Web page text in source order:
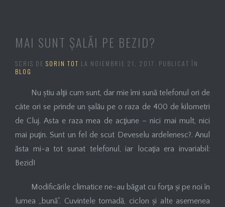
MAI SUNT ȘALĂI PE BEZID?
SCRIS DE SORIN TOT LA NOIEMBRIE 21, 2017
. PUBLICAT ÎN
BLOG
Nu știu alţii cum sunt, dar mie îmi sună telefonul ori de
câte ori se prinde un șalău pe o raza de 400 de kilometri
de Cluj. Asta e raza mea de acţiune – nici mai mult, nici
mai puţin. Sunt un fel de scut Deveselu ardelenesc?. Anul
ăsta mi-a tot sunat telefonul, iar locaţia era invariabil:
Bezid!
Modificările climatice ne-au băgat cu forţa și pe noi în
lumea „bună”. Cuvintele tornadă, ciclon și alte asemenea